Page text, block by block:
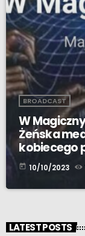
BROADCAST
W
Żeńska
kobiecego
today 10/10/2023
LATEST POSTS